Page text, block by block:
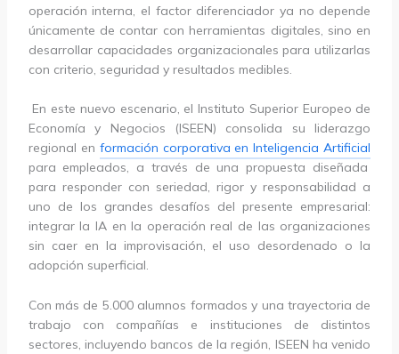
operación interna, el factor diferenciador ya no depende
únicamente de contar con herramientas digitales, sino en
desarrollar capacidades organizacionales para utilizarlas
con criterio, seguridad y resultados medibles.
En este nuevo escenario, el Instituto Superior Europeo de
Economía y Negocios (ISEEN) consolida su liderazgo
regional en formación corporativa en Inteligencia Artificial
para empleados, a través de una propuesta diseñada
para responder con seriedad, rigor y responsabilidad a
uno de los grandes desafíos del presente empresarial:
integrar la IA en la operación real de las organizaciones
sin caer en la improvisación, el uso desordenado o la
adopción superficial.
Con más de 5.000 alumnos formados y una trayectoria de
trabajo con compañías e instituciones de distintos
sectores, incluyendo bancos de la región, ISEEN ha venido